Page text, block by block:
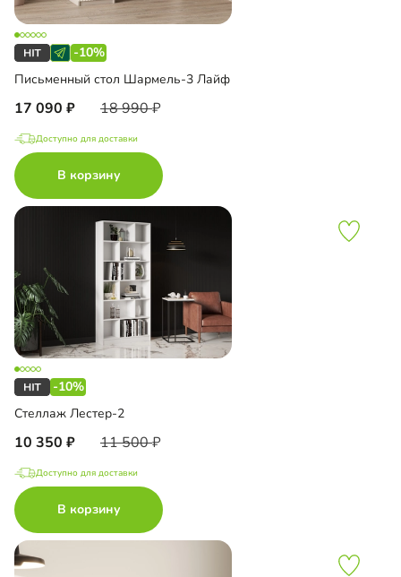
-10%
Письменный стол Шармель-3 Лайф
17 090 18 990
Доступно для доставки
В корзину
-10%
Стеллаж Лестер-2
10 350 11 500
Доступно для доставки
В корзину